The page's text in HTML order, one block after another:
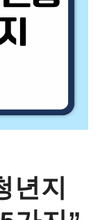
년지